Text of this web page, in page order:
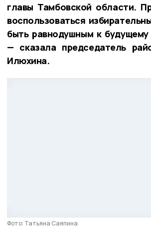
главы Тамбовской области.
воспользоваться
быть равнодушным к будущему
— сказала председатель
Илюхина.
Фото: Татьяна Саяпина